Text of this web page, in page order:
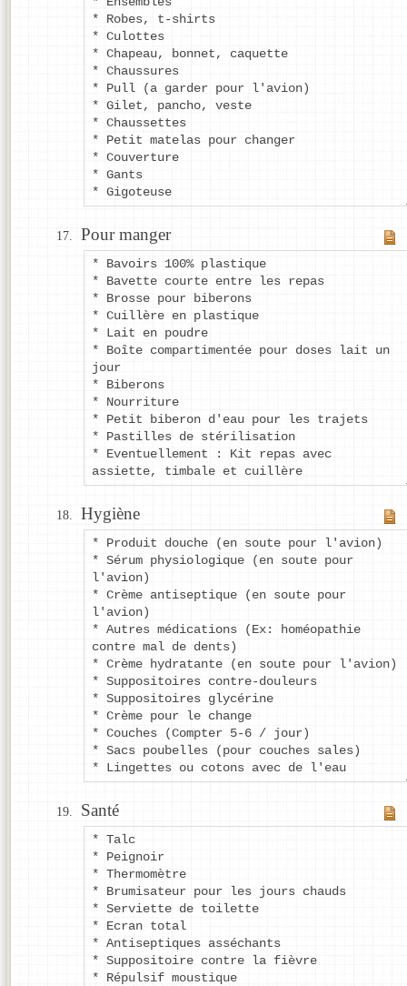
* Robes, t-shirts
* Culottes
* Chapeau, bonnet, caquette
* Chaussures
* Pull (a garder pour l'avion)
* Gilet, pancho, veste
* Chaussettes
* Petit matelas pour changer
* Couverture
* Gants
* Gigoteuse
Pour manger
* Bavoirs 100% plastique
* Bavette courte entre les repas
* Brosse pour biberons
* Cuillère en plastique
* Lait en poudre
* Boîte compartimentée pour doses lait un
jour
* Biberons
* Nourriture
* Petit biberon d'eau pour les trajets
* Pastilles de stérilisation
* Eventuellement : Kit repas avec
assiette, timbale et cuillère
Hygiène
* Produit douche (en soute pour l'avion)
* Sérum physiologique (en soute pour
l'avion)
* Crème antiseptique (en soute pour
l'avion)
* Autres médications (Ex: homéopathie
contre mal de dents)
* Crème hydratante (en soute pour l'avion)
* Suppositoires contre-douleurs
* Suppositoires glycérine
* Crème pour le change
* Couches (Compter 5-6 / jour)
* Sacs poubelles (pour couches sales)
* Lingettes ou cotons avec de l'eau
Santé
* Talc
* Peignoir
* Thermomètre
* Brumisateur pour les jours chauds
* Serviette de toilette
* Ecran total
* Antiseptiques asséchants
* Suppositoire contre la fièvre
* Répulsif moustique